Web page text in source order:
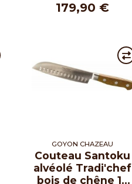
179,90 €
GOYON CHAZEAU
Couteau Santoku
alvéolé Tradi'chef
bois de chêne 17